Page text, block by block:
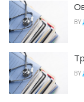
BY
BY